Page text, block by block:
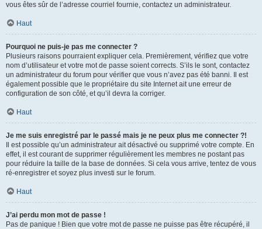
vous êtes sûr de l’adresse courriel fournie, contactez un administrateur.
Haut
Pourquoi ne puis-je pas me connecter ?
Plusieurs raisons pourraient expliquer cela. Premièrement, vérifiez que votre
nom d’utilisateur et votre mot de passe soient corrects. S’ils le sont, contactez
un administrateur du forum pour vérifier que vous n’avez pas été banni. Il est
également possible que le propriétaire du site Internet ait une erreur de
configuration de son côté, et qu’il devra la corriger.
Haut
Je me suis enregistré par le passé mais je ne peux plus me connecter ?!
Il est possible qu’un administrateur ait désactivé ou supprimé votre compte. En
effet, il est courant de supprimer régulièrement les membres ne postant pas
pour réduire la taille de la base de données. Si cela vous arrive, tentez de vous
ré-enregistrer et soyez plus investi sur le forum.
Haut
J’ai perdu mon mot de passe !
Pas de panique ! Bien que votre mot de passe ne puisse pas être récupéré, il